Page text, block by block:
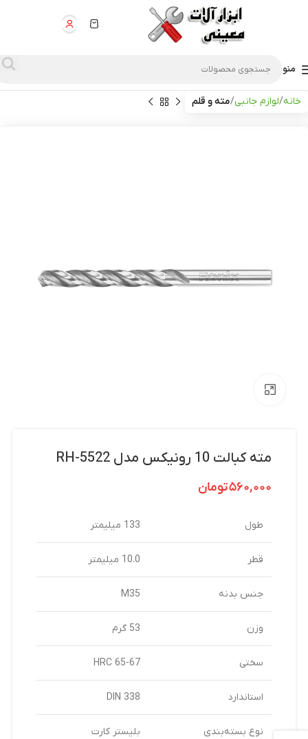
منو
خانه لوازم جانبی مته و قلم
مته کبالت 10 رونیکس مدل RH-5522
۵۶۰,۰۰۰تومان
طول 133 میلیمتر
قطر 10.0 میلیمتر
جنس بدنه M35
وزن 53 گرم
سختی 65-67 HRC
استاندارد DIN 338
نوع بسته‌بندی بلیستر کارت